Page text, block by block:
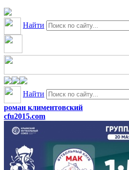
Найти
Найти
роман климентовский
cfu2015.com